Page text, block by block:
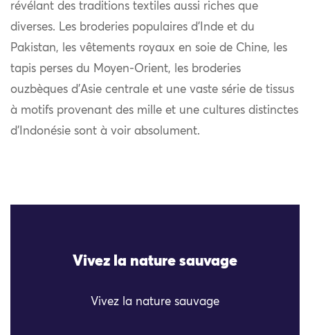
révélant des traditions textiles aussi riches que
diverses. Les broderies populaires d’Inde et du
Pakistan, les vêtements royaux en soie de Chine, les
tapis perses du Moyen-Orient, les broderies
ouzbèques d’Asie centrale et une vaste série de tissus
à motifs provenant des mille et une cultures distinctes
d’Indonésie sont à voir absolument.
Vivez la nature sauvage
Vivez la nature sauvage